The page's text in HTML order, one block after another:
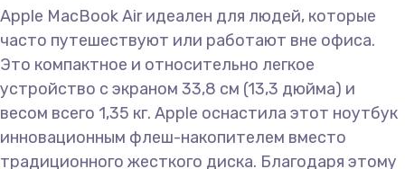
Apple MacBook Air идеален для людей, которые
часто путешествуют или работают вне офиса.
Это компактное и относительно легкое
устройство с экраном 33,8 см (13,3 дюйма) и
весом всего 1,35 кг. Apple оснастила этот ноутбук
инновационным флеш-накопителем вместо
традиционного жесткого диска. Благодаря этому